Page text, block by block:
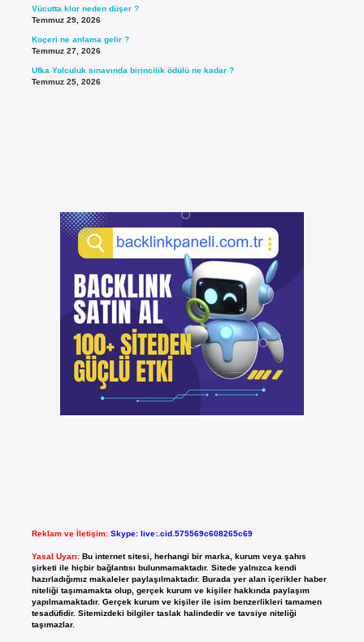
Vücutta klor neden düşer ?
Temmuz 29, 2026
Koçeri ne anlama gelir ?
Temmuz 27, 2026
Ufka Yolculuk sınavında birincilik ödülü ne kadar ?
Temmuz 25, 2026
Reklam ve İletişim: Skype: live:.cid.575569c608265c69
Yasal Uyarı: Bu internet sitesi, herhangi bir marka, kurum veya şahıs
şirketi ile hiçbir bağlantısı bulunmamaktadır. Sitede yalnızca kendi
hazırladığımız makaleler paylaşılmaktadır. Burada yer alan içerikler haber
niteliği taşımamakta olup, gerçek kurum ve kişiler hakkında paylaşım
yapılmamaktadır. Gerçek kurum ve kişiler ile isim benzerlikleri tamamen
tesadüfidir. Sitemizdeki bilgiler taslak halindedir ve tavsiye niteliği
taşımazlar.